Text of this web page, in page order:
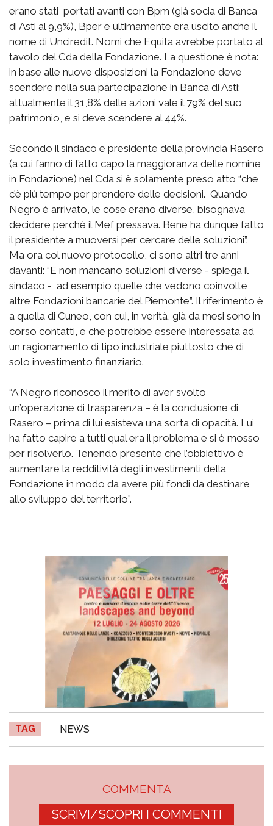
erano stati portati avanti con Bpm (già socia di Banca
di Asti al 9,9%), Bper e ultimamente era uscito anche il
nome di Unciredit. Nomi che Equita avrebbe portato al
tavolo del Cda della Fondazione. La questione è nota:
in base alle nuove disposizioni la Fondazione deve
scendere nella sua partecipazione in Banca di Asti:
attualmente il 31,8% delle azioni vale il 79% del suo
patrimonio, e si deve scendere al 44%.
Secondo il sindaco e presidente della provincia Rasero
(a cui fanno di fatto capo la maggioranza delle nomine
in Fondazione) nel Cda si è solamente preso atto “che
c’è più tempo per prendere delle decisioni. Quando
Negro è arrivato, le cose erano diverse, bisognava
decidere perché il Mef pressava. Bene ha dunque fatto
il presidente a muoversi per cercare delle soluzioni”.
Ma ora col nuovo protocollo, ci sono altri tre anni
davanti: “E non mancano soluzioni diverse - spiega il
sindaco - ad esempio quelle che vedono coinvolte
altre Fondazioni bancarie del Piemonte”. Il riferimento è
a quella di Cuneo, con cui, in verità, già da mesi sono in
corso contatti, e che potrebbe essere interessata ad
un ragionamento di tipo industriale piuttosto che di
solo investimento finanziario.
“A Negro riconosco il merito di aver svolto
un’operazione di trasparenza – è la conclusione di
Rasero – prima di lui esisteva una sorta di opacità. Lui
ha fatto capire a tutti qual era il problema e si è mosso
per risolverlo. Tenendo presente che l’obbiettivo è
aumentare la redditività degli investimenti della
Fondazione in modo da avere più fondi da destinare
allo sviluppo del territorio”.
TAG NEWS
COMMENTA
SCRIVI/SCOPRI I COMMENTI